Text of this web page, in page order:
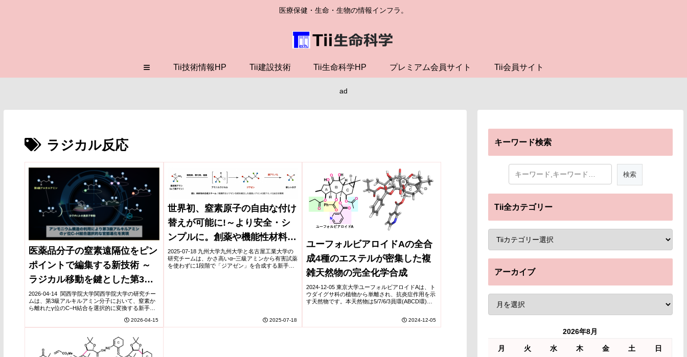
医療保健・生命・生物の情報インフラ。
≡ Tii技術情報HP Tii建設技術 Tii生命科学HP プレミアム会員サイト Tii会員サイト
ad
ラジカル反応
医薬品分子の窒素遠隔位をピン
ポイントで編集する新技術 ～
ラジカル移動を鍵とした第3級
アミンの遠隔C–H官能基化～
2026-04-14 関西学院大学関西学院大学の研究チー
ムは、第3級アルキルアミン分子において、窒素か
ら離れたγ位のC–H結合を選択的に変換する新手法
よる分子内1,5-水素原子移動で、ラジカ...2026-04-15
世界初、窒素原子の自由な付け
替えが可能に!～より安全・シ
ンプルに。創薬や機能性材料開
発に貢献～
2025-07-18 九州大学九州大学と名古屋工業大学の
研究チームは、かさ高いα–三級アミンから有害試薬
を使わずに1段階で「ジアゼン」を合成する新手法
2025-07-18
ユーフォルビアロイドAの全合
成4種のエステルが密集した複
雑天然物の完全化学合成
2024-12-05 東京大学ユーフォルビアロイドAは、ト
ウダイグサ科の植物から単離され、抗炎症作用を示
す天然物です。本天然物は5/7/6/3員環(ABCD環)が
2024-12-05
キーワード検索
Tii全カテゴリー
アーカイブ
2026年8月
月 火 水 木 金 土
日